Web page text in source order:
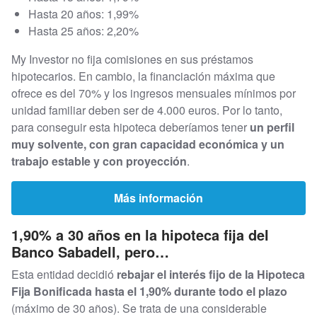
Hasta 20 años: 1,99%
Hasta 25 años: 2,20%
My Investor no fija comisiones en sus préstamos
hipotecarios. En cambio, la financiación máxima que
ofrece es del 70% y los ingresos mensuales mínimos por
unidad familiar deben ser de 4.000 euros. Por lo tanto,
para conseguir esta hipoteca deberíamos tener un perfil
muy solvente, con gran capacidad económica y un
trabajo estable y con proyección.
Más información
1,90% a 30 años en la hipoteca fija del
Banco Sabadell, pero…
Esta entidad decidió rebajar el interés fijo de la Hipoteca
Fija Bonificada hasta el 1,90% durante todo el plazo
(máximo de 30 años). Se trata de una considerable